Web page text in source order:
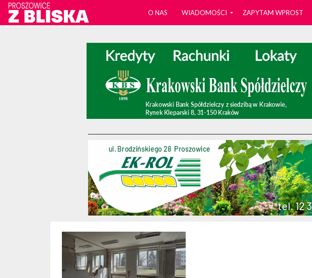
O NAS WIADOMOŚCI ZAPYTAM WPROST